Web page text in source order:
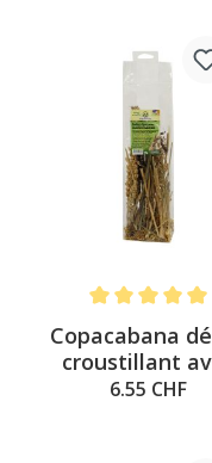
Note moyenne
Copacabana
croustillant
fleurs 50g
6.55 CHF